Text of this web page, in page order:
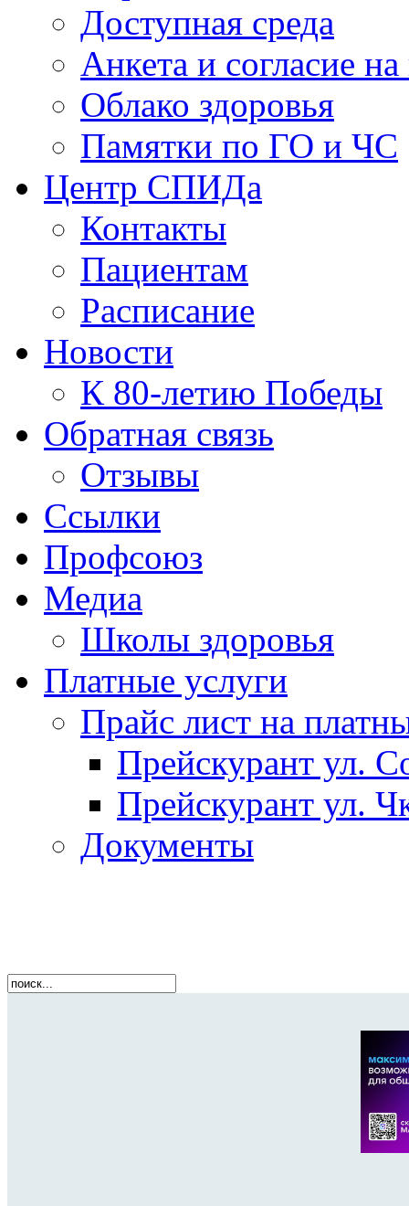
Доступная среда
Анкета и согласие
Облако здоровья
Памятки по ГО и ЧС
Центр СПИДа
Контакты
Пациентам
Расписание
Новости
К 80-летию Победы
Обратная связь
Отзывы
Ссылки
Профсоюз
Медиа
Школы здоровья
Платные услуги
Прайс лист на
Прейскурант ул.
Прейскурант ул.
Документы